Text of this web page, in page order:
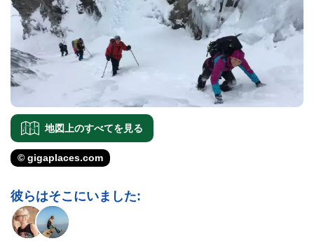
地図上のすべてを見る
© gigaplaces.com
彼らはそこにいました: